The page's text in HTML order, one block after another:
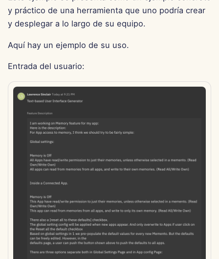
q
u
e
d
a
Integración de Vertex AI
xAI Integration
Nov 21st, 2025
Nov 14th, 2025
31 de octubre de 2025
29 de agosto de 2025
22 de agosto de 2025
15 de agosto de 2025
8 de agosto de 2025
1 de agosto de 2025
25 de julio de 2025
18 de julio de 2025
y práctico de una herramienta que uno podría crear
y desplegar a lo largo de su equipo.
Aquí hay un ejemplo de su uso.
Entrada del usuario: